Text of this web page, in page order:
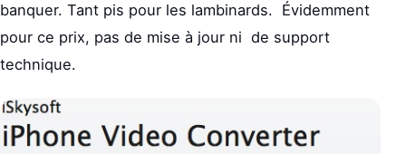
banquer. Tant pis pour les lambinards. Évidemment
pour ce prix, pas de mise à jour ni de support
technique.